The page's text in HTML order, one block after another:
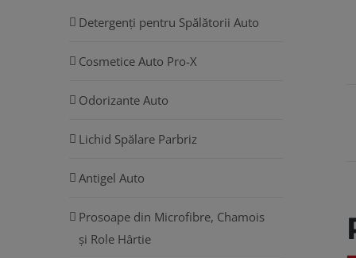
Detergenți pentru Spălătorii Auto
Cosmetice Auto Pro-X
Odorizante Auto
Lichid Spălare Parbriz
Antigel Auto
Prosoape din Microfibre, Chamois
și Role Hârtie